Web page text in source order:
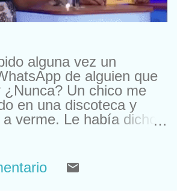
alguna vez un
de alguien que
¿Nunca? Un chico me
en una discoteca y
verme. Le había dicho
de llamarle y quedar.
nos habíamos visto